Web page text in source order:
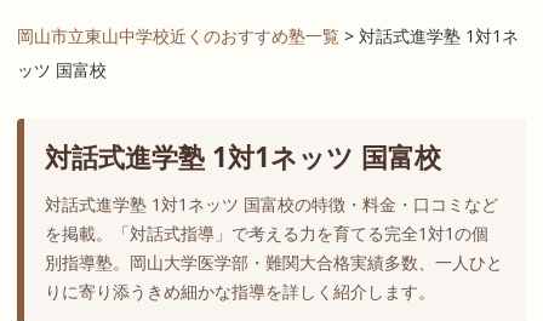
岡山市立東山中学校近くのおすすめ塾一覧> 対話式進学塾 1対1ネ
ッツ 国富校
対話式進学塾 1対1ネッツ 国富校
対話式進学塾 1対1ネッツ 国富校の特徴・料金・口コミなど
を掲載。「対話式指導」で考える力を育てる完全1対1の個
別指導塾。岡山大学医学部・難関大合格実績多数、一人ひと
りに寄り添うきめ細かな指導を詳しく紹介します。